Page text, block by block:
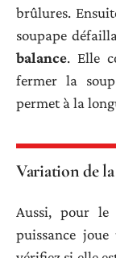
brûlures.
soupape
balance. Elle
fermer la
permet à la
Variation de la
Aussi, pour le
puissance